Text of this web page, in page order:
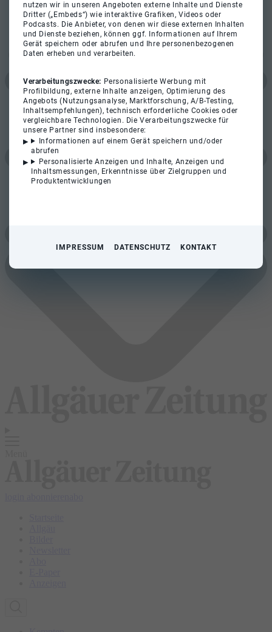
nutzen wir in unseren Angeboten externe Inhalte und Dienste
Dritter („Embeds“) wie interaktive Grafiken, Videos oder
Podcasts. Die Anbieter, von denen wir diese externen Inhalten
und Dienste beziehen, können ggf. Informationen auf Ihrem
Gerät speichern oder abrufen und Ihre personenbezogenen
Daten erheben und verarbeiten.
Verarbeitungszwecke: Personalisierte Werbung mit
Profilbildung, externe Inhalte anzeigen, Optimierung des
Angebots (Nutzungsanalyse, Marktforschung, A/B-Testing,
Inhaltsempfehlungen), technisch erforderliche Cookies oder
vergleichbare Technologien. Die Verarbeitungszwecke für
unsere Partner sind insbesondere:
Informationen auf einem Gerät speichern und/oder
abrufen
Personalisierte Anzeigen und Inhalte, Anzeigen und
Inhaltsmessungen, Erkenntnisse über Zielgruppen und
Produktentwicklungen
IMPRESSUM DATENSCHUTZ KONTAKT